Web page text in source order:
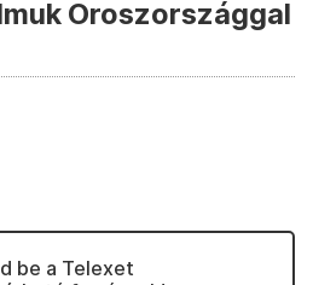
Oroszországgal
be a Telexet